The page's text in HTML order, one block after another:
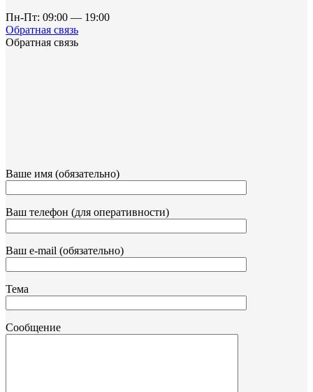
Пн-Пт: 09:00 — 19:00
Обратная связь
Обратная связь
Ваше имя (обязательно)
Ваш телефон (для оперативности)
Ваш e-mail (обязательно)
Тема
Сообщение